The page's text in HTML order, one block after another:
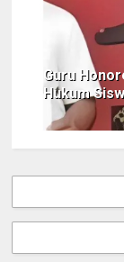
Guru
Hukum